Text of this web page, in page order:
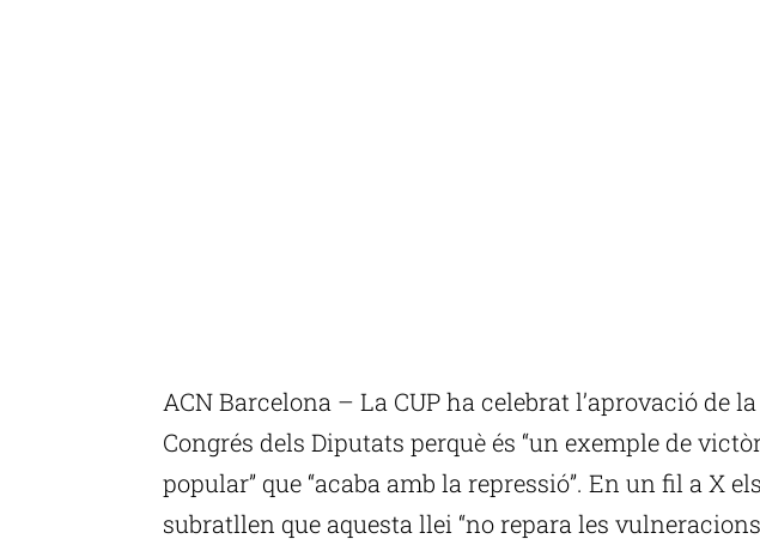
ACN Barcelona – La CUP ha celebrat l’aprovació de
Congrés dels Diputats perquè és “un exemple de
popular” que “acaba amb la repressió”. En un fil a X
subratllen que aquesta llei “no repara les